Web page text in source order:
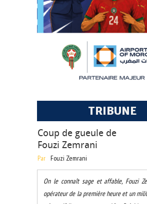
TRIBUNE
Coup de gueule de
Fouzi Zemrani
Par Fouzi Zemrani
On le connaît sage et affable, Fouzi
opérateur de la première heure et un